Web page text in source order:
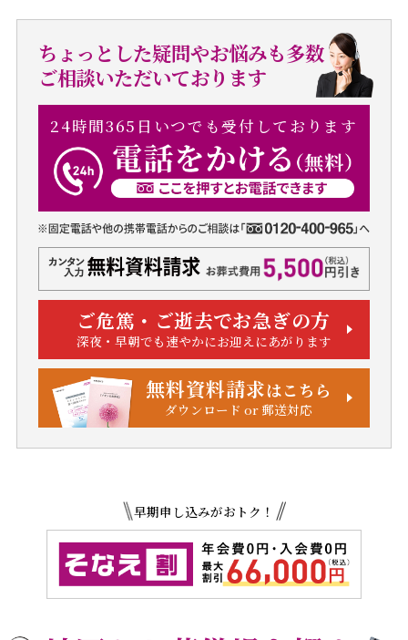
ちょっとした疑問やお悩みも多数
ご相談いただいております
24時間365日いつでも受付しております
ご危篤・ご逝去でお急ぎの方
深夜・早朝でも速やかにお迎えにあがります
無料資料請求はこちら
ダウンロード or 郵送対応
早期申し込みがおトク！